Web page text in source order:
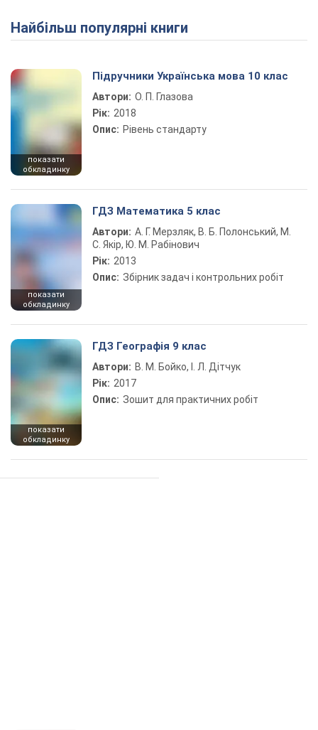
Найбільш популярні книги
показати
обкладинку
Підручники Українська мова 10 клас
Автори: О. П. Глазова
Рік: 2018
Опис: Рівень стандарту
показати
обкладинку
ГДЗ Математика 5 клас
Автори: А. Г. Мерзляк, В. Б. Полонський, М.
С. Якір, Ю. М. Рабінович
Рік: 2013
Опис: Збірник задач і контрольних робіт
показати
обкладинку
ГДЗ Географія 9 клас
Автори: В. М. Бойко, І. Л. Дітчук
Рік: 2017
Опис: Зошит для практичних робіт